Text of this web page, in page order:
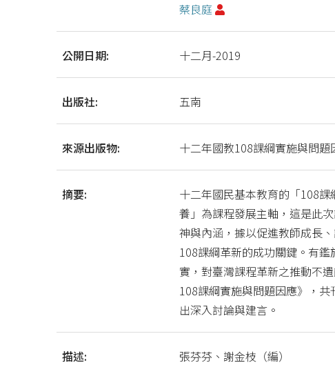
蔡良庭
公開日期: 十二月-2019
出版社: 五南
來源出版物: 十二年國教108課綱實施與問題
摘要:
十二年國民基本教育的「108
養」為課程發展主軸，這是此
神與內涵，據以促進教師成長
108課綱革新的成功關鍵。有
實，對臺灣課程革新之推動不
108課綱實施與問題因應》，
出深入討論與建言。
描述: 張芬芬、謝金枝（編）